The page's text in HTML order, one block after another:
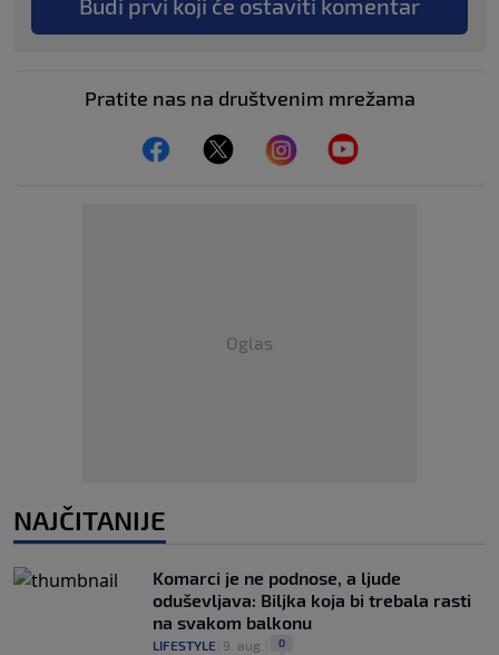
Budi prvi koji će ostaviti komentar
Pratite nas na društvenim mrežama
Oglas
NAJČITANIJE
Komarci je ne podnose, a ljude
oduševljava: Biljka koja bi trebala rasti
na svakom balkonu
LIFESTYLE 9. aug. 0